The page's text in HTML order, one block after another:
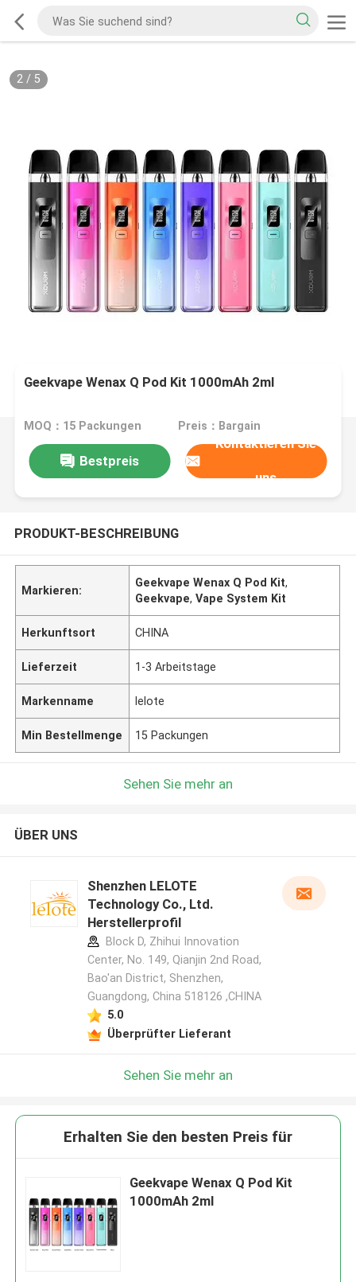
2/ 5
Geekvape Wenax Q Pod Kit 1000mAh 2ml
MOQ：15 Packungen Preis：Bargain
Bestpreis
Kontaktieren Sie
uns
PRODUKT-BESCHREIBUNG
Markieren:
Geekvape Wenax Q Pod Kit,
Geekvape,Vape System Kit
Herkunftsort CHINA
Lieferzeit 1-3 Arbeitstage
Markenname lelote
Min Bestellmenge 15 Packungen
Sehen Sie mehr an
ÜBER UNS
Shenzhen LELOTE
Technology Co., Ltd.
Herstellerprofil
Block D, Zhihui Innovation
Center, No. 149, Qianjin 2nd Road,
Bao'an District, Shenzhen,
Guangdong, China 518126 ,CHINA
5.0
Überprüfter Lieferant
Sehen Sie mehr an
Erhalten Sie den besten Preis für
Geekvape Wenax Q Pod Kit
1000mAh 2ml